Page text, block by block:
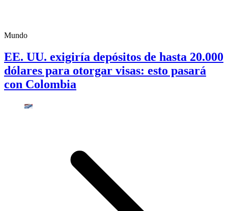
Mundo
EE. UU. exigiría depósitos de hasta 20.000
dólares para otorgar visas: esto pasará
con Colombia